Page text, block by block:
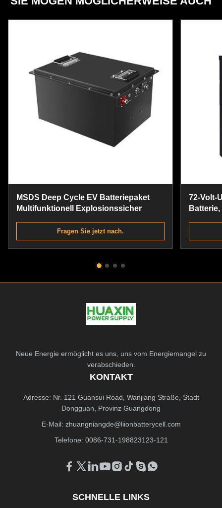
MSDS Deep Cycle EV Batteriepaket
Multifunktionell Explosionssicher
Fragen Sie jetzt nach.
72-Volt-
Neue Energie ermöglicht es uns, uns vom Energiemangel zu
verabschieden.
KONTAKT
Adresse: Nr. 121 Guansui Road, Wanjiang Straße, Stadt
Dongguan, Provinz Guangdong
E-Mail: zhuangniangde@liionbatterycell.com
Telefone: 0086-731-198823123-121
SCHNELLE LINKS